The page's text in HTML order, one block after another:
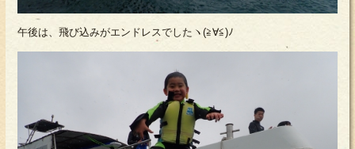
午後は、飛び込みがエンドレスでしたヽ(≧∀≦)ﾉ